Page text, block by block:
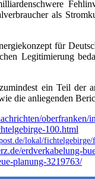
als
für
Legi­ti­mie­rung
ein Teil der
die anlie­gen­den
oberfranken/
100.html
lokal/
erdverkabelung-
planung-3219763/